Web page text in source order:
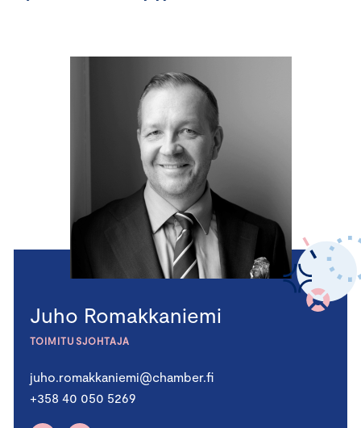
Juho Romakkaniemi
TOIMITUSJOHTAJA
juho.romakkaniemi@chamber.fi
+358 40 050 5269